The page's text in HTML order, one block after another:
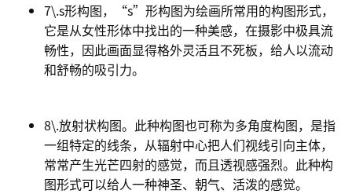
7\.s形构图，“s”形构图为绘画所常用的构图形式，
它是从女性形体中找出的一种美感，在摄影中极具流
畅性，因此画面显得格外灵活且不死板，给人以流动
和舒畅的吸引力。
8\.放射状构图。此种构图也可称为多角度构图，是指
一组特定的线条，从辐射中心把人们视线引向主体，
常常产生光芒四射的感觉，而且透视感强烈。此种构
图形式可以给人一种神圣、朝气、活泼的感觉。